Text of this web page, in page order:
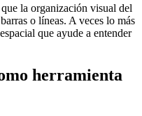
la organización visual del
o líneas. A veces lo más
que ayude a entender
herramienta